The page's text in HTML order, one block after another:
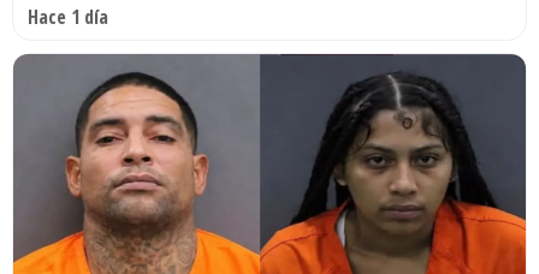
Hace 1 día